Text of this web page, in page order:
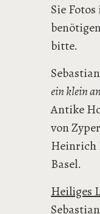
Sie
bitte.
ein klein
Antike
von
Heinrich
Basel.
Heiliges